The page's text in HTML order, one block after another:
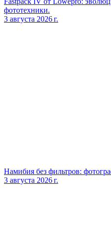
фототехники.
3 августа 2026 г.
Намибия без фильтров:
3 августа 2026 г.